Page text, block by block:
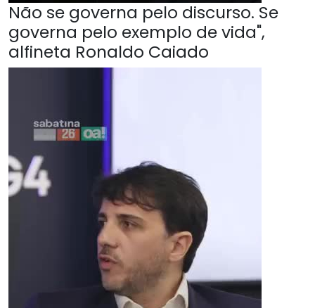
Não se governa pelo discurso. Se
governa pelo exemplo de vida",
alfineta Ronaldo Caiado